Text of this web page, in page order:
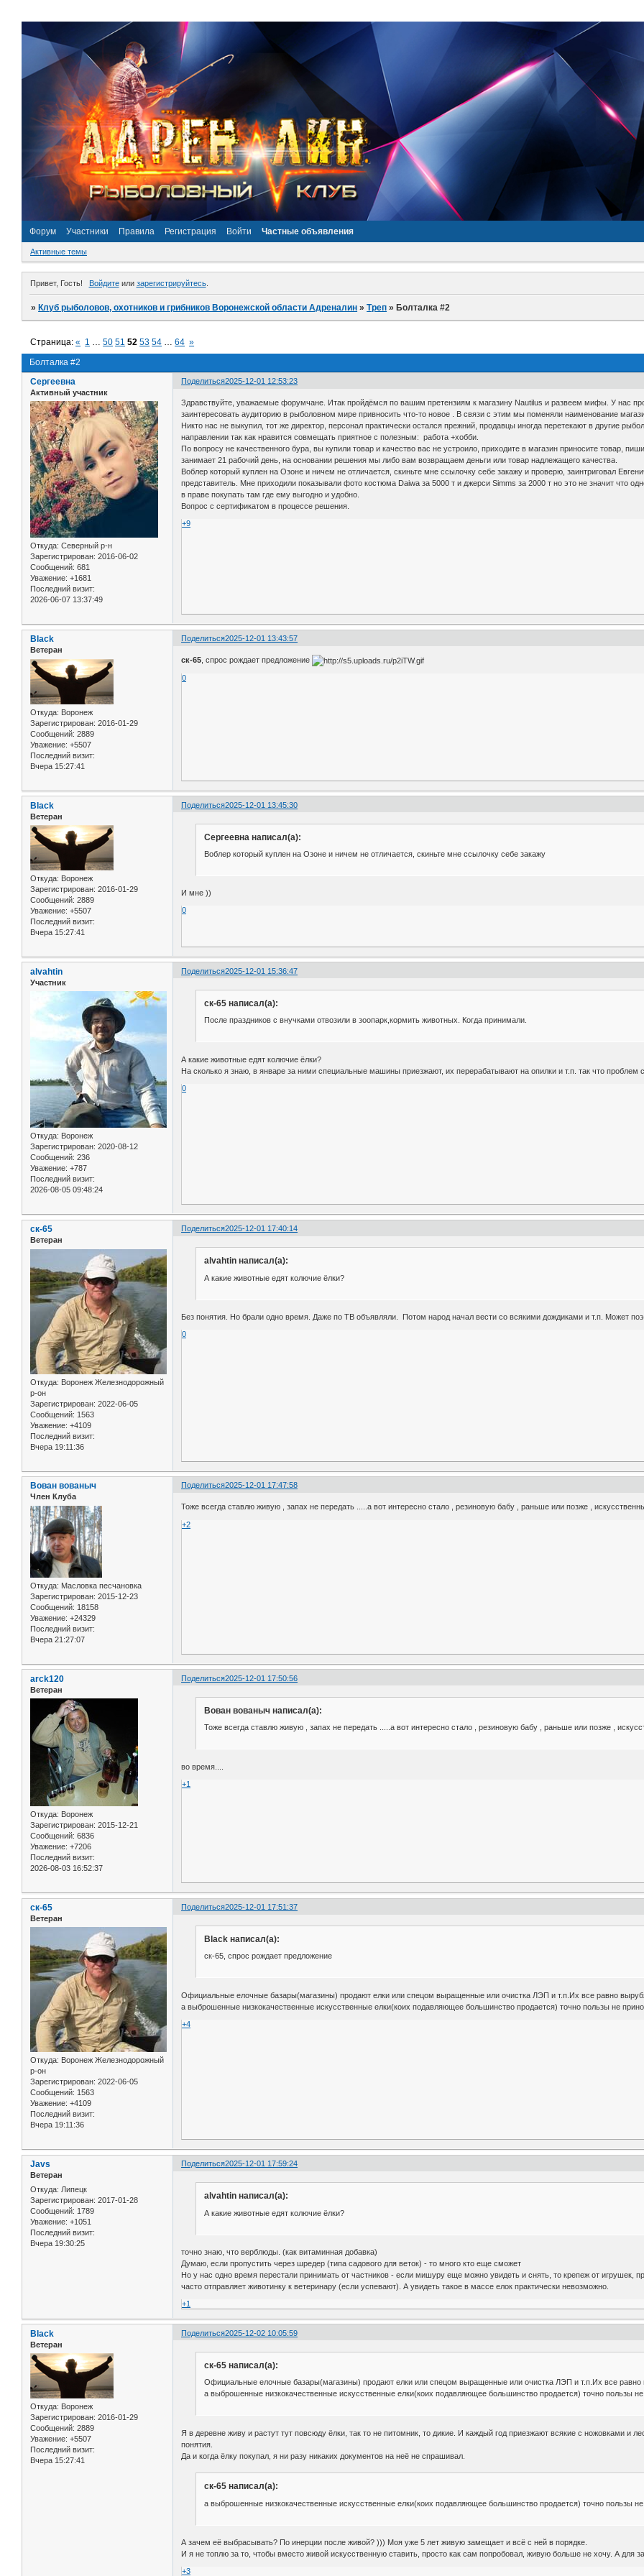
Форум Участники Правила Регистрация Войти Частные объявления
Активные темы
Привет, Гость! Войдитеили зарегистрируйтесь.
» Клуб рыболовов, охотников и грибников Воронежской области Адреналин »Треп » Болталка #2
Болталка #2
Страница:« 1 … 50 51 52 53 54 … 64 »
Поделиться2025-12-01 12:53:23
Сергеевна
Активный участник
Откуда: Северный р-н
Зарегистрирован: 2016-06-02
Сообщений: 681
Уважение: +1681
Последний визит:
2026-06-07 13:37:49
Здравствуйте, уважаемые форумчане. Итак пройдёмся по вашим претензиям к магазину Nautilus и развеем мифы. У нас
заинтересовать аудиторию в рыболовном мире привносить что-то новое . В связи с этим мы поменяли наименование
Никто нас не выкупил, тот же директор, персонал практически остался прежний, продавцы иногда перетекают в другие
направлении так как нравится совмещать приятное с полезным: работа +хобби.
По вопросу не качественного бура, вы купили товар и качество вас не устроило, приходите в магазин приносите товар,
занимает 21 рабочий день, на основании решения мы либо вам возвращаем деньги или товар надлежащего качества.
Воблер который куплен на Озоне и ничем не отличается, скиньте мне ссылочку себе закажу и проверю, заинтриговал
представитель. Мне приходили показывали фото костюма Daiwa за 5000 т и джерси Simms за 2000 т но это не значит что
в праве покупать там где ему выгодно и удобно.
Вопрос с сертификатом в процессе решения.
+9
Поделиться2025-12-01 13:43:57
Black
Ветеран
Откуда: Воронеж
Зарегистрирован: 2016-01-29
Сообщений: 2889
Уважение: +5507
Последний визит:
Вчера 15:27:41
ск-65 , спрос рождает предложение
0
Поделиться2025-12-01 13:45:30
Black
Ветеран
Откуда: Воронеж
Зарегистрирован: 2016-01-29
Сообщений: 2889
Уважение: +5507
Последний визит:
Вчера 15:27:41
Сергеевна написал(а):
Воблер который куплен на Озоне и ничем не отличается, скиньте мне ссылочку себе закажу
И мне ))
0
Поделиться2025-12-01 15:36:47
alvahtin
Участник
Откуда: Воронеж
Зарегистрирован: 2020-08-12
Сообщений: 236
Уважение: +787
Последний визит:
2026-08-05 09:48:24
ск-65 написал(а):
После праздников с внучками отвозили в зоопарк,кормить животных. Когда принимали.
А какие животные едят колючие ёлки?
На сколько я знаю, в январе за ними специальные машины приезжают, их перерабатывают на опилки и т.п. так что проблем
0
Поделиться2025-12-01 17:40:14
ск-65
Ветеран
Откуда: Воронеж Железнодорожный
р-он
Зарегистрирован: 2022-06-05
Сообщений: 1563
Уважение: +4109
Последний визит:
Вчера 19:11:36
alvahtin написал(а):
А какие животные едят колючие ёлки?
Без понятия. Но брали одно время. Даже по ТВ объявляли. Потом народ начал вести со всякими дождиками и т.п. Может
0
Поделиться2025-12-01 17:47:58
Вован вованыч
Член Клуба
Откуда: Масловка песчановка
Зарегистрирован: 2015-12-23
Сообщений: 18158
Уважение: +24329
Последний визит:
Вчера 21:27:07
Тоже всегда ставлю живую , запах не передать .....а вот интересно стало , резиновую бабу , раньше или позже ,
+2
Поделиться2025-12-01 17:50:56
arck120
Ветеран
Откуда: Воронеж
Зарегистрирован: 2015-12-21
Сообщений: 6836
Уважение: +7206
Последний визит:
2026-08-03 16:52:37
Вован вованыч написал(а):
Тоже всегда ставлю живую , запах не передать .....а вот интересно стало , резиновую бабу , раньше или позже ,
во время....
+1
Поделиться2025-12-01 17:51:37
ск-65
Ветеран
Откуда: Воронеж Железнодорожный
р-он
Зарегистрирован: 2022-06-05
Сообщений: 1563
Уважение: +4109
Последний визит:
Вчера 19:11:36
Black написал(а):
ск-65, спрос рождает предложение
Официальные елочные базары(магазины) продают елки или спецом выращенные или очистка ЛЭП и т.п.Их все равно
а выброшенные низкокачественные искусственные елки(коих подавляющее большинство продается) точно пользы не
+4
Поделиться2025-12-01 17:59:24
Javs
Ветеран
Откуда: Липецк
Зарегистрирован: 2017-01-28
Сообщений: 1789
Уважение: +1051
Последний визит:
Вчера 19:30:25
alvahtin написал(а):
А какие животные едят колючие ёлки?
точно знаю, что верблюды. (как витаминная добавка)
Думаю, если пропустить через шредер (типа садового для веток) - то много кто еще сможет
Но у нас одно время перестали принимать от частников - если мишуру еще можно увидеть и снять, то крепеж от игрушек,
часто отправляет животинку к ветеринару (если успевают). А увидеть такое в массе елок практически невозможно.
+1
Поделиться2025-12-02 10:05:59
Black
Ветеран
Откуда: Воронеж
Зарегистрирован: 2016-01-29
Сообщений: 2889
Уважение: +5507
Последний визит:
Вчера 15:27:41
ск-65 написал(а):
Официальные елочные базары(магазины) продают елки или спецом выращенные или очистка ЛЭП и т.п.Их все
а выброшенные низкокачественные искусственные елки(коих подавляющее большинство продается) точно пользы
Я в деревне живу и растут тут повсюду ёлки, так то не питомник, то дикие. И каждый год приезжают всякие с ножовками и
понятия.
Да и когда ёлку покупал, я ни разу никаких документов на неё не спрашивал.
ск-65 написал(а):
а выброшенные низкокачественные искусственные елки(коих подавляющее большинство продается) точно пользы
А зачем её выбрасывать? По инерции после живой? ))) Моя уже 5 лет живую замещает и всё с ней в порядке.
И я не топлю за то, чтобы вместо живой искусственную ставить, просто как сам попробовал, живую больше не хочу. А для
+3